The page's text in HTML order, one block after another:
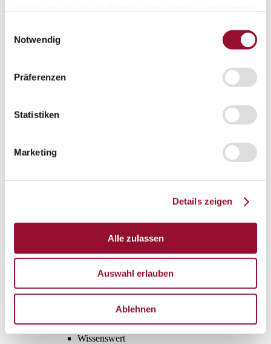
Notwendig
Präferenzen
Statistiken
Marketing
Details zeigen
Alle zulassen
Auswahl erlauben
Ablehnen
Wien
Service
Downloads
Technische Dokumentationen
Gesamtprospekte
Wissenswert
Wissenswert